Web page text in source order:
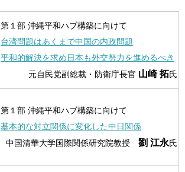
第１部 沖縄平和ハブ構築に向けて
台湾問題はあくまで中国の内政問題
平和的解決を求め日本も外交努力を進めるべき
元自民党副総裁・防衛庁長官 山崎 拓氏
第１部 沖縄平和ハブ構築に向けて
基本的な対立関係に変化した中日関係
中国清華大学国際関係研究院教授 劉 江永氏